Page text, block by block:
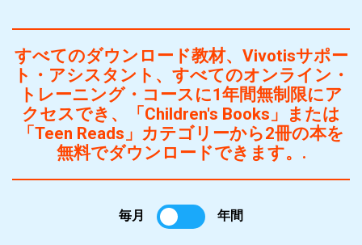
すべてのダウンロード教材、Vivotisサポー
ト・アシスタント、すべてのオンライン・
トレーニング・コースに1年間無制限にア
クセスでき、「Children's Books」または
「Teen Reads」カテゴリーから2冊の本を
無料でダウンロードできます。.
毎月 年間